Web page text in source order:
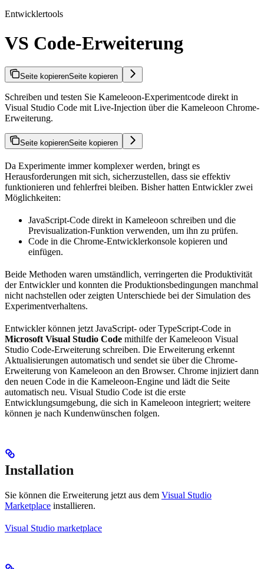
Entwicklertools
VS Code-Erweiterung
Seite kopierenSeite kopieren
Schreiben und testen Sie Kameleoon-Experimentcode direkt in
Visual Studio Code mit Live-Injection über die Kameleoon Chrome-
Erweiterung.
Seite kopierenSeite kopieren
Da Experimente immer komplexer werden, bringt es
Herausforderungen mit sich, sicherzustellen, dass sie effektiv
funktionieren und fehlerfrei bleiben. Bisher hatten Entwickler zwei
Möglichkeiten:
JavaScript-Code direkt in Kameleoon schreiben und die
Previsualization-Funktion verwenden, um ihn zu prüfen.
Code in die Chrome-Entwicklerkonsole kopieren und
einfügen.
Beide Methoden waren umständlich, verringerten die Produktivität
der Entwickler und konnten die Produktionsbedingungen manchmal
nicht nachstellen oder zeigten Unterschiede bei der Simulation des
Experimentverhaltens.
Entwickler können jetzt JavaScript- oder TypeScript-Code in
Microsoft Visual Studio Code mithilfe der Kameleoon Visual
Studio Code-Erweiterung schreiben. Die Erweiterung erkennt
Aktualisierungen automatisch und sendet sie über die Chrome-
Erweiterung von Kameleoon an den Browser. Chrome injiziert dann
den neuen Code in die Kameleoon-Engine und lädt die Seite
automatisch neu. Visual Studio Code ist die erste
Entwicklungsumgebung, die sich in Kameleoon integriert; weitere
können je nach Kundenwünschen folgen.
Installation
Sie können die Erweiterung jetzt aus dem Visual Studio
Marketplace installieren.
Visual Studio marketplace